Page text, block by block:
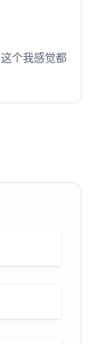
这个我感觉都